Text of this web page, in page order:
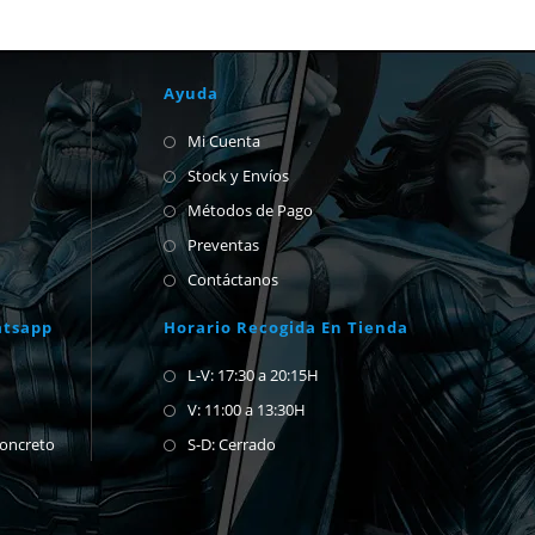
Ayuda
Mi Cuenta
Stock y Envíos
Métodos de Pago
Preventas
Contáctanos
Horario Recogida En Tienda
L-V: 17:30 a 20:15H
V: 11:00 a 13:30H
S-D: Cerrado